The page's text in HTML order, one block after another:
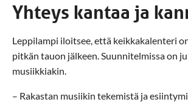
Yhteys kantaa ja
Leppilampi iloitsee, että keikkakalenteri
pitkän tauon jälkeen. Suunnitelmissa on
musiikkiakin.
– Rakastan musiikin tekemistä ja